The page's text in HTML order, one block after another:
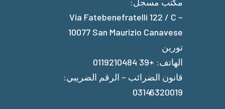
Via Fatebenefratelli 122 / C –
10077 San Maurizio Canavese
تورين
الهاتف: +39 0119210484
قانون الضرائب – الرقم الضريبي:
03146320019